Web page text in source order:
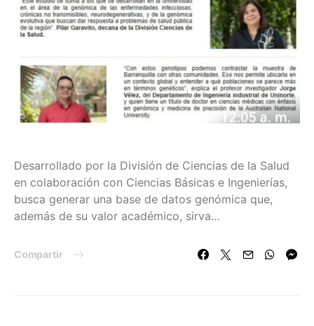
Desarrollado por la División de Ciencias de la Salud
en colaboración con Ciencias Básicas e Ingenierías,
busca generar una base de datos genómica que,
además de su valor académico, sirva…
Compartir